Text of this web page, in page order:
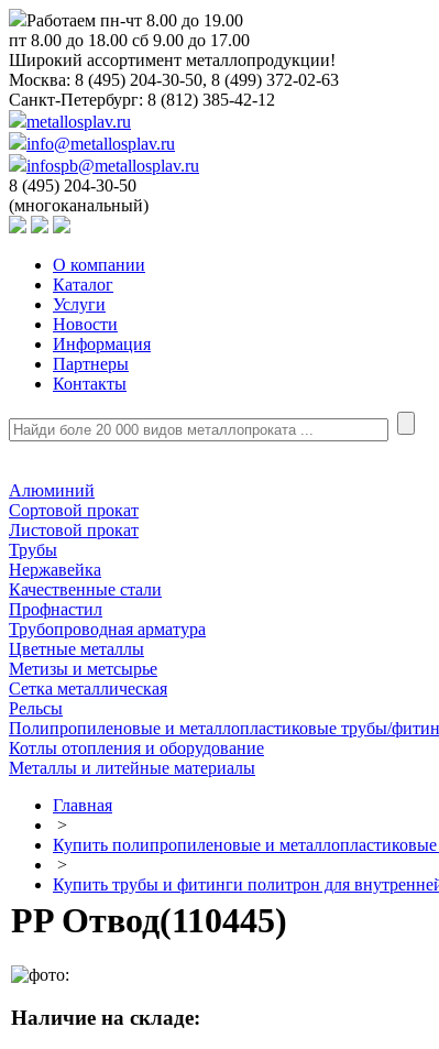
Работаем пн-чт 8.00 до 19.00
пт 8.00 до 18.00 сб 9.00 до 17.00
Широкий ассортимент металлопродукции!
Москва: 8 (495) 204-30-50, 8 (499) 372-02-63
Санкт-Петербург: 8 (812) 385-42-12
metallosplav.ru
info@metallosplav.ru
infospb@metallosplav.ru
8 (495) 204-30-50
(многоканальный)
О компании
Каталог
Услуги
Новости
Информация
Партнеры
Контакты
Алюминий
Сортовой прокат
Листовой прокат
Трубы
Нержавейка
Качественные стали
Профнастил
Трубопроводная арматура
Цветные металлы
Метизы и метсырье
Сетка металлическая
Рельсы
Полипропиленовые и металлопластиковые трубы/
Котлы отопления и оборудование
Металлы и литейные материалы
Главная
>
Купить полипропиленовые и
>
Купить трубы и фитинги политрон для
PP Отвод(110445)
Наличие на складе: